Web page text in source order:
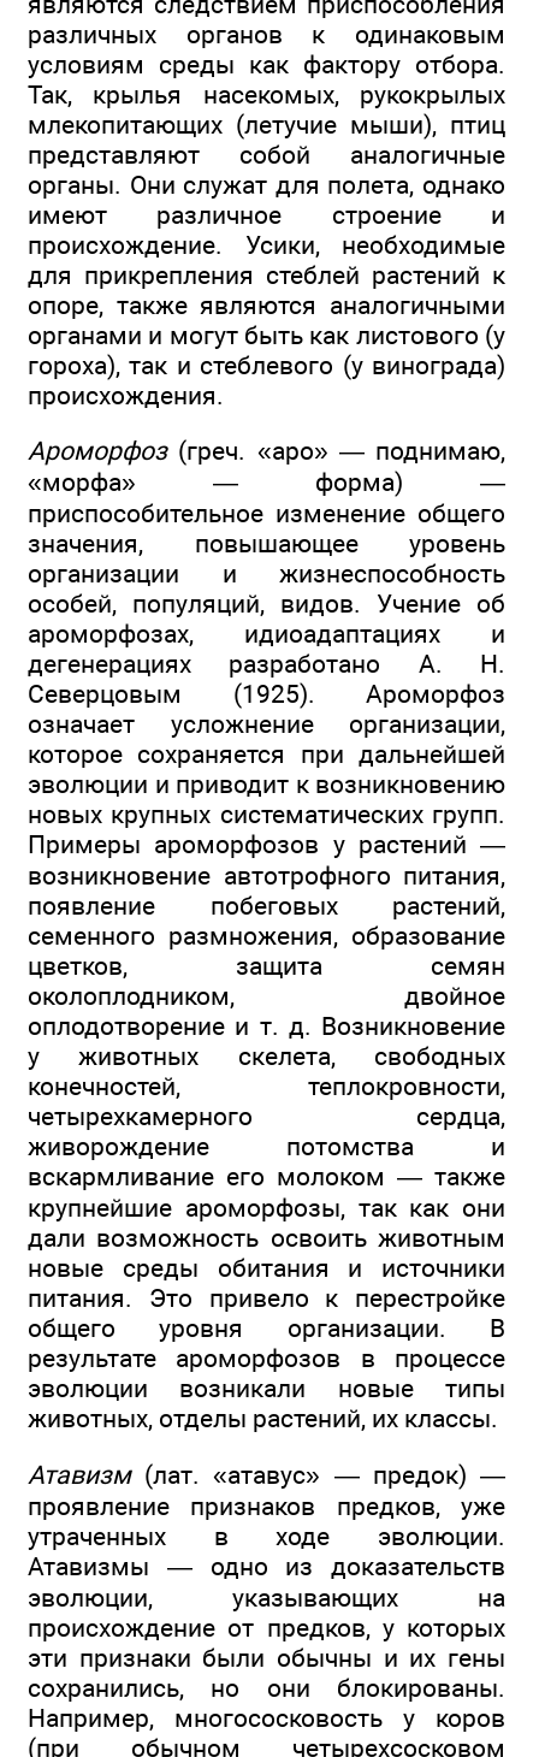
различных органов к одинаковым
условиям среды как фактору отбора.
Так, крылья насекомых, рукокрылых
млекопитающих (летучие мыши), птиц
представляют собой аналогичные
органы. Они служат для полета, однако
имеют различное строение и
происхождение. Усики, необходимые
для прикрепления стеблей растений к
опоре, также являются аналогичными
органами и могут быть как листового (у
гороха), так и стеблевого (у винограда)
происхождения.
Ароморфоз(греч. «аро» — поднимаю,
«морфа» — форма) —
приспособительное изменение общего
значения, повышающее уровень
организации и жизнеспособность
особей, популяций, видов. Учение об
ароморфозах, идиоадаптациях и
дегенерациях разработано А. Н.
Северцовым (1925). Ароморфоз
означает усложнение организации,
которое сохраняется при дальнейшей
эволюции и приводит к возникновению
новых крупных систематических групп.
Примеры ароморфозов у растений —
возникновение автотрофного питания,
появление побеговых растений,
семенного размножения, образование
цветков, защита семян
околоплодником, двойное
оплодотворение и т. д. Возникновение
у животных скелета, свободных
конечностей, теплокровности,
четырехкамерного сердца,
живорождение потомства и
вскармливание его молоком — также
крупнейшие ароморфозы, так как они
дали возможность освоить животным
новые среды обитания и источники
питания. Это привело к перестройке
общего уровня организации. В
результате ароморфозов в процессе
эволюции возникали новые типы
животных, отделы растений, их классы.
Атавизм(лат. «атавус» — предок) —
проявление признаков предков, уже
утраченных в ходе эволюции.
Атавизмы — одно из доказательств
эволюции, указывающих на
происхождение от предков, у которых
эти признаки были обычны и их гены
сохранились, но они блокированы.
Например, многососковость у коров
(при обычном четырехсосковом